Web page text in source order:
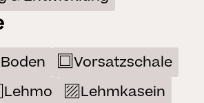
Boden
Vorsatzschale
Lehmo
Lehmkasein